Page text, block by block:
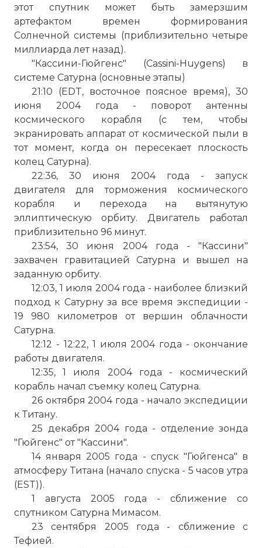
этот спутник может быть замерзшим
артефактом времен формирования
Солнечной системы (приблизительно четыре
миллиарда лет назад).
"Кассини-Гюйгенс" (Cassini-Huygens) в
системе Сатурна (основные этапы)
21:10 (EDT, восточное поясное время), 30
июня 2004 года - поворот антенны
космического корабля (с тем, чтобы
экранировать аппарат от космической пыли в
тот момент, когда он пересекает плоскость
колец Сатурна).
22:36, 30 июня 2004 года - запуск
двигателя для торможения космического
корабля и перехода на вытянутую
эллиптическую орбиту. Двигатель работал
приблизительно 96 минут.
23:54, 30 июня 2004 года - "Кассини"
захвачен гравитацией Сатурна и вышел на
заданную орбиту.
12:03, 1 июля 2004 года - наиболее близкий
подход к Сатурну за все время экспедиции -
19 980 километров от вершин облачности
Сатурна.
12:12 - 12:22, 1 июля 2004 года - окончание
работы двигателя.
12:35, 1 июля 2004 года - космический
корабль начал съемку колец Сатурна.
26 октября 2004 года - начало экспедиции
к Титану.
25 декабря 2004 года - отделение зонда
"Гюйгенс" от "Кассини".
14 января 2005 года - спуск "Гюйгенса" в
атмосферу Титана (начало спуска - 5 часов утра
(EST)).
1 августа 2005 года - сближение со
спутником Сатурна Мимасом.
23 сентября 2005 года - сближение с
Тефией.